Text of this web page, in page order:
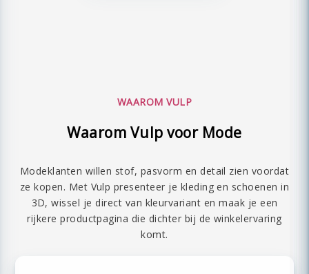
WAAROM VULP
Waarom Vulp voor Mode
Modeklanten willen stof, pasvorm en detail zien voordat
ze kopen. Met Vulp presenteer je kleding en schoenen in
3D, wissel je direct van kleurvariant en maak je een
rijkere productpagina die dichter bij de winkelervaring
komt.